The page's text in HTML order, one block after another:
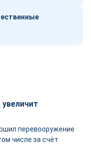
перевооружение
числе за счёт